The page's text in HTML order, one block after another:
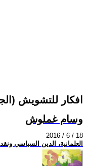
افكار للتشويش
وسام غملوش
2016 / 6 / 18
العلمانية، الدين السياسي